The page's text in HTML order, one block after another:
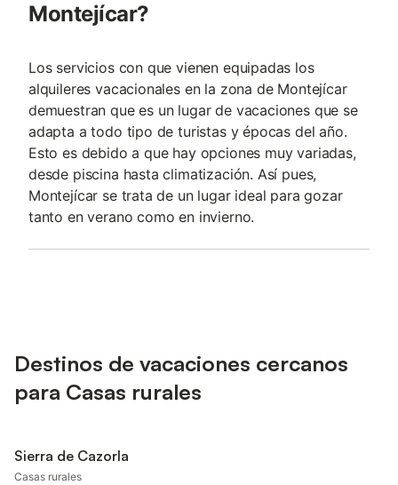
Montejícar?
Los servicios con que vienen equipadas los
alquileres vacacionales en la zona de Montejícar
demuestran que es un lugar de vacaciones que se
adapta a todo tipo de turistas y épocas del año.
Esto es debido a que hay opciones muy variadas,
desde piscina hasta climatización. Así pues,
Montejícar se trata de un lugar ideal para gozar
tanto en verano como en invierno.
Destinos de vacaciones cercanos
para Casas rurales
Sierra de Cazorla
Casas rurales